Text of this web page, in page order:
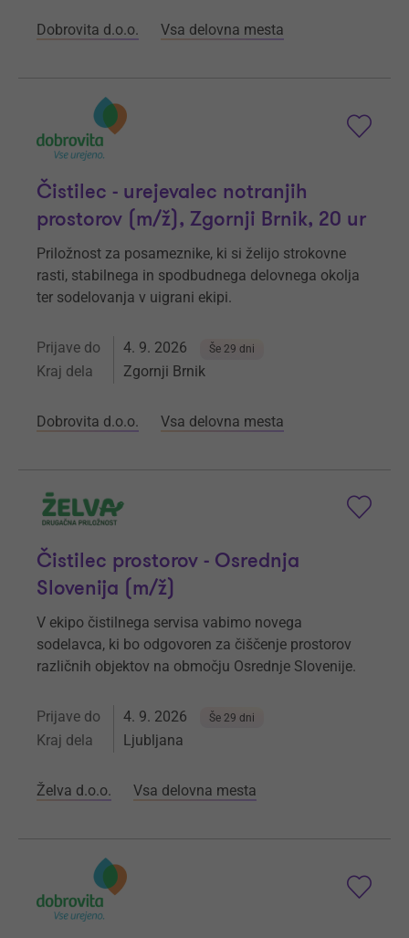
Dobrovita d.o.o. Vsa delovna mesta
Čistilec - urejevalec notranjih
prostorov (m/ž), Zgornji Brnik, 20 ur
Priložnost za posameznike, ki si želijo strokovne
rasti, stabilnega in spodbudnega delovnega okolja
ter sodelovanja v uigrani ekipi.
Prijave do 4. 9. 2026 Še 29 dni
Kraj dela Zgornji Brnik
Dobrovita d.o.o. Vsa delovna mesta
Čistilec prostorov - Osrednja
Slovenija (m/ž)
V ekipo čistilnega servisa vabimo novega
sodelavca, ki bo odgovoren za čiščenje prostorov
različnih objektov na območju Osrednje Slovenije.
Prijave do 4. 9. 2026 Še 29 dni
Kraj dela Ljubljana
Želva d.o.o. Vsa delovna mesta